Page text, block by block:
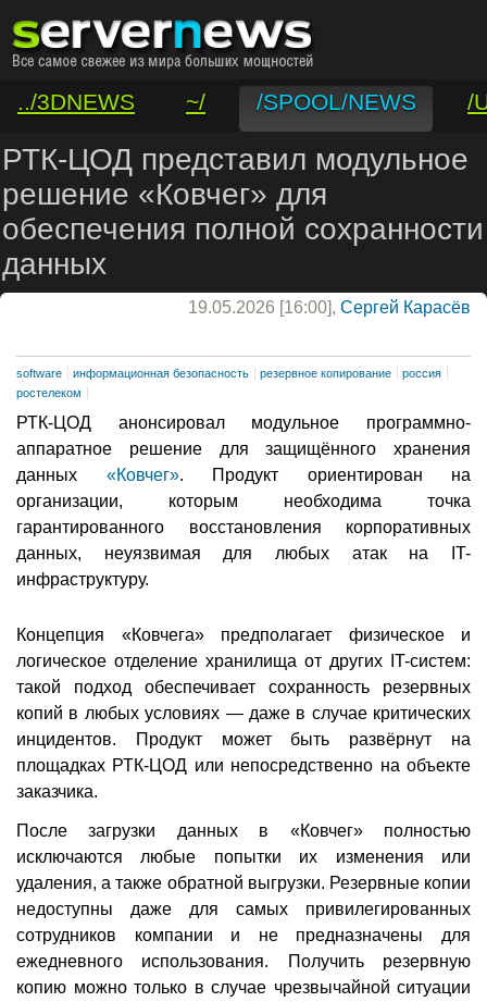
../3DNEWS ~/ /SPOOL/NEWS
/
/VAR/CONTACT
РТК-ЦОД представил модульное
решение «Ковчег» для
обеспечения полной сохранности
данных
19.05.2026 [16:00], Сергей Карасёв
software информационная безопасность резервное копирование
россия
ростелеком
РТК-ЦОД анонсировал модульное программно-
аппаратное решение для защищённого хранения
данных «Ковчег». Продукт ориентирован на
организации, которым необходима точка
гарантированного восстановления корпоративных
данных, неуязвимая для любых атак на IT-
инфраструктуру.
Концепция «Ковчега» предполагает физическое и
логическое отделение хранилища от других IT-систем:
такой подход обеспечивает сохранность резервных
копий в любых условиях — даже в случае критических
инцидентов. Продукт может быть развёрнут на
площадках РТК-ЦОД или непосредственно на объекте
заказчика.
После загрузки данных в «Ковчег» полностью
исключаются любые попытки их изменения или
удаления, а также обратной выгрузки. Резервные копии
недоступны даже для самых привилегированных
сотрудников компании и не предназначены для
ежедневного использования. Получить резервную
копию можно только в случае чрезвычайной ситуации